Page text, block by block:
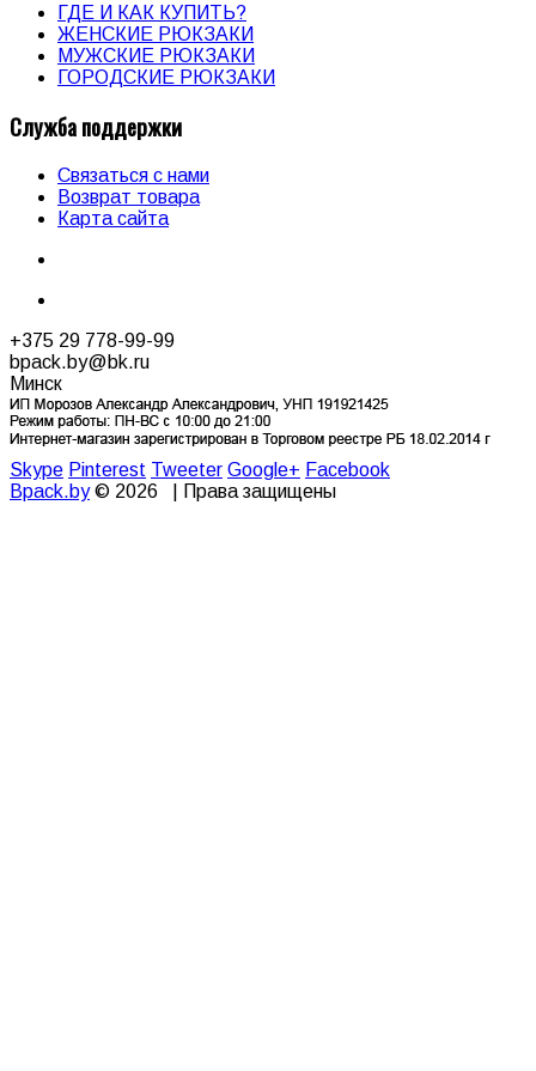
ГДЕ И КАК КУПИТЬ?
ЖЕНСКИЕ РЮКЗАКИ
МУЖСКИЕ РЮКЗАКИ
ГОРОДСКИЕ РЮКЗАКИ
Служба поддержки
Связаться с нами
Возврат товара
Карта сайта
+375 29 778-99-99
bpack.by@bk.ru
Минск
Skype Pinterest Tweeter Google+ Facebook
Bpack.by© 2026 | Права защищены